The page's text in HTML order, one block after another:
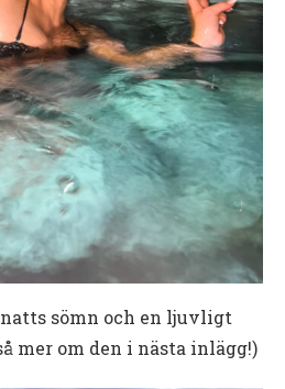
sömn och en ljuvligt
mer om den i nästa inlägg!)